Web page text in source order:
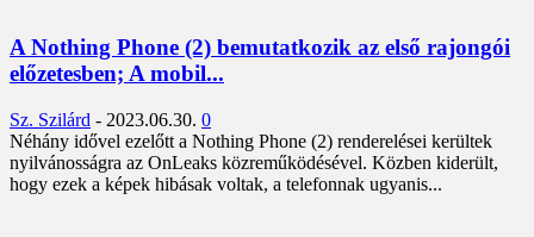
A Nothing Phone (2) bemutatkozik az első rajongói
előzetesben; A mobil...
Sz. Szilárd - 2023.06.30. 0
Néhány idővel ezelőtt a Nothing Phone (2) renderelései kerültek
nyilvánosságra az OnLeaks közreműködésével. Közben kiderült,
hogy ezek a képek hibásak voltak, a telefonnak ugyanis...